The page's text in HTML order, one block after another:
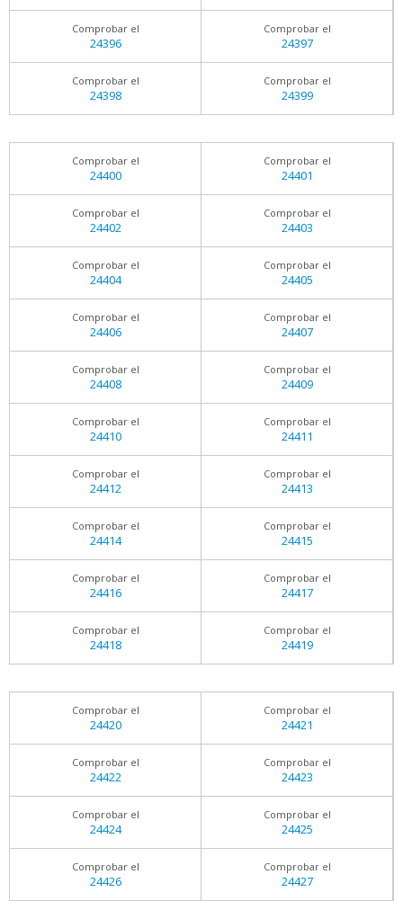
Comprobar el
24396
Comprobar el
24397
Comprobar el
24398
Comprobar el
24399
Comprobar el
24400
Comprobar el
24401
Comprobar el
24402
Comprobar el
24403
Comprobar el
24404
Comprobar el
24405
Comprobar el
24406
Comprobar el
24407
Comprobar el
24408
Comprobar el
24409
Comprobar el
24410
Comprobar el
24411
Comprobar el
24412
Comprobar el
24413
Comprobar el
24414
Comprobar el
24415
Comprobar el
24416
Comprobar el
24417
Comprobar el
24418
Comprobar el
24419
Comprobar el
24420
Comprobar el
24421
Comprobar el
24422
Comprobar el
24423
Comprobar el
24424
Comprobar el
24425
Comprobar el
24426
Comprobar el
24427